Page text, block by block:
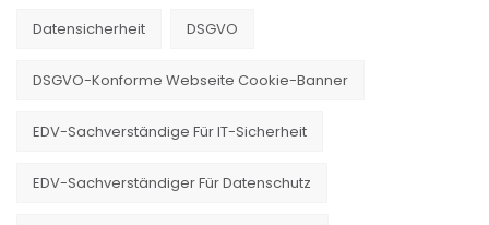
Datensicherheit DSGVO
DSGVO-Konforme Webseite Cookie-Banner
EDV-Sachverständige Für IT-Sicherheit
EDV-Sachverständiger Für Datenschutz